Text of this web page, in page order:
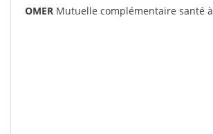
OMER Mutuelle complémentaire santé à